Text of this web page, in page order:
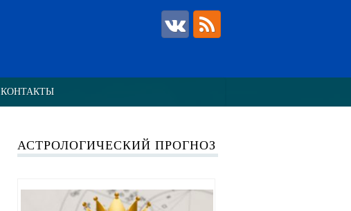
КОНТАКТЫ
АСТРОЛОГИЧЕСКИЙ ПРОГНОЗ